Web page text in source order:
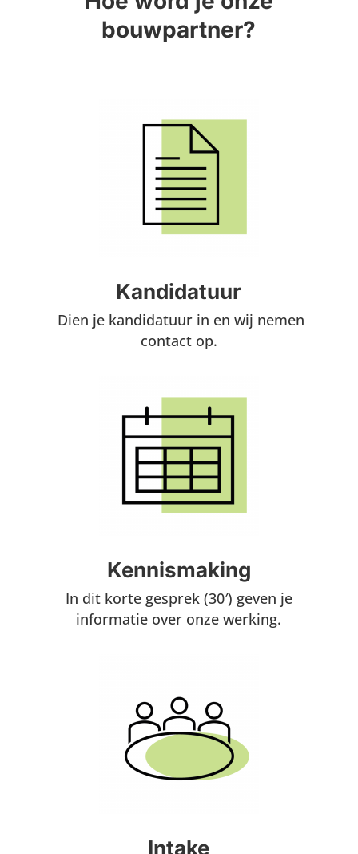
bouwpartner?
Kandidatuur
Dien je kandidatuur in en wij nemen
contact op.
Kennismaking
In dit korte gesprek (30′) geven je
informatie over onze werking.
Intake